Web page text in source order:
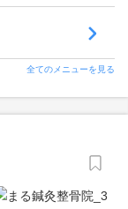
全てのメニューを見る